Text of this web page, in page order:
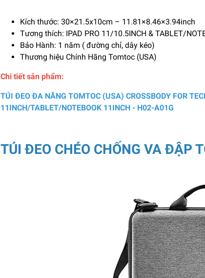
Kích thước: 30×21.5x10cm – 11.81×8.46×3.94inch
Tương thích: IPAD PRO 11/10.5INCH & TABLET/
Bảo Hành: 1 năm ( đường chỉ, dây kéo)
Thương hiệu Chính Hãng Tomtoc (USA)
Chi tiết sản phẩm:
TÚI ĐEO ĐA NĂNG TOMTOC (USA) CROSSBODY FOR
11INCH/TABLET/NOTEBOOK 11INCH - H02-A01G
TÚI ĐEO CHÉO CHỐNG VA ĐẬP